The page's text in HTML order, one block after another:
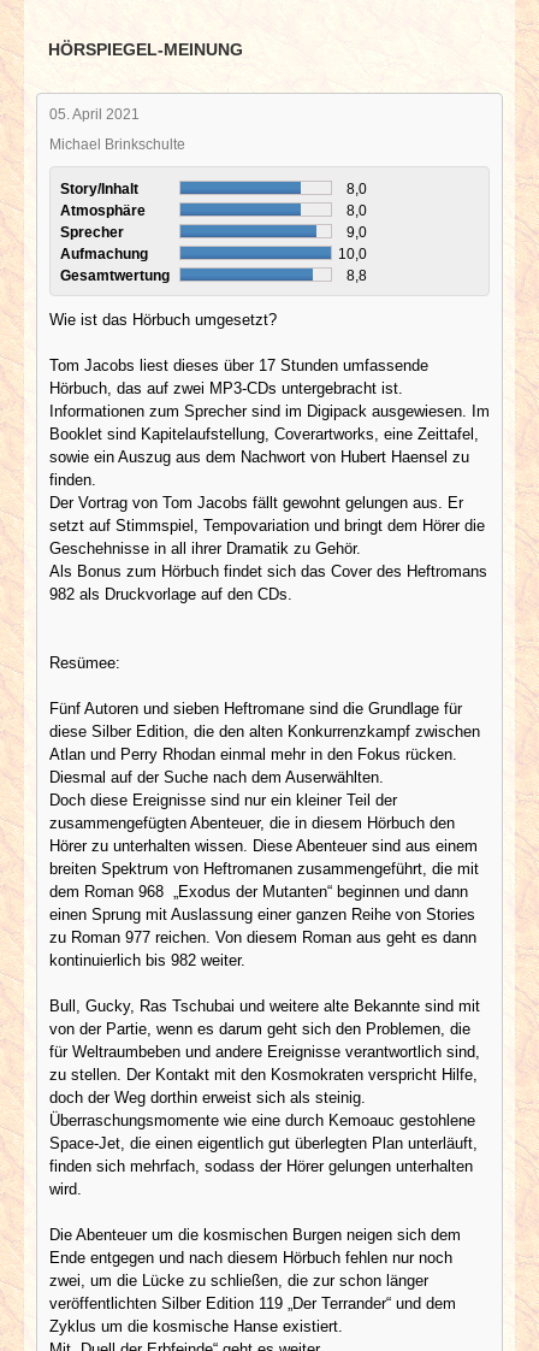
HÖRSPIEGEL-MEINUNG
05. April 2021
Michael Brinkschulte
Story/Inhalt
8,0
Atmosphäre
8,0
Sprecher
9,0
Aufmachung
10,0
Gesamtwertung
8,8
Wie ist das Hörbuch umgesetzt?
Tom Jacobs liest dieses über 17 Stunden umfassende
Hörbuch, das auf zwei MP3-CDs untergebracht ist.
Informationen zum Sprecher sind im Digipack ausgewiesen. Im
Booklet sind Kapitelaufstellung, Coverartworks, eine Zeittafel,
sowie ein Auszug aus dem Nachwort von Hubert Haensel zu
finden.
Der Vortrag von Tom Jacobs fällt gewohnt gelungen aus. Er
setzt auf Stimmspiel, Tempovariation und bringt dem Hörer die
Geschehnisse in all ihrer Dramatik zu Gehör.
Als Bonus zum Hörbuch findet sich das Cover des Heftromans
982 als Druckvorlage auf den CDs.
Resümee:
Fünf Autoren und sieben Heftromane sind die Grundlage für
diese Silber Edition, die den alten Konkurrenzkampf zwischen
Atlan und Perry Rhodan einmal mehr in den Fokus rücken.
Diesmal auf der Suche nach dem Auserwählten.
Doch diese Ereignisse sind nur ein kleiner Teil der
zusammengefügten Abenteuer, die in diesem Hörbuch den
Hörer zu unterhalten wissen. Diese Abenteuer sind aus einem
breiten Spektrum von Heftromanen zusammengeführt, die mit
dem Roman 968 „Exodus der Mutanten“ beginnen und dann
einen Sprung mit Auslassung einer ganzen Reihe von Stories
zu Roman 977 reichen. Von diesem Roman aus geht es dann
kontinuierlich bis 982 weiter.
Bull, Gucky, Ras Tschubai und weitere alte Bekannte sind mit
von der Partie, wenn es darum geht sich den Problemen, die
für Weltraumbeben und andere Ereignisse verantwortlich sind,
zu stellen. Der Kontakt mit den Kosmokraten verspricht Hilfe,
doch der Weg dorthin erweist sich als steinig.
Überraschungsmomente wie eine durch Kemoauc gestohlene
Space-Jet, die einen eigentlich gut überlegten Plan unterläuft,
finden sich mehrfach, sodass der Hörer gelungen unterhalten
wird.
Die Abenteuer um die kosmischen Burgen neigen sich dem
Ende entgegen und nach diesem Hörbuch fehlen nur noch
zwei, um die Lücke zu schließen, die zur schon länger
veröffentlichten Silber Edition 119 „Der Terrander“ und dem
Zyklus um die kosmische Hanse existiert.